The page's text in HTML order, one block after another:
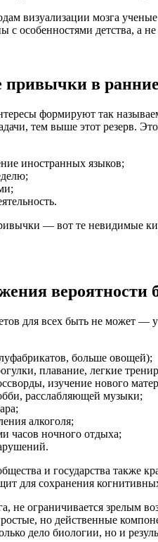
визуализации мозга
особенностями детства, а
привычки в
формируют так
тем выше этот резерв.
иностранных языков;
— вот те невидимые
вероятности
для всех быть не может —
больше овощей);
плавание, легкие
изучение нового
расслабляющей музыки;
алкоголя;
часов ночного отдыха;
и государства также
для сохранения
не ограничивается
но действенные
дело биологии, но и